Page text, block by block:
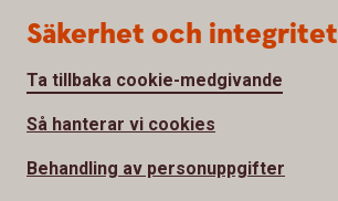
Säkerhet och integritet
Ta tillbaka cookie-medgivande
Så hanterar vi cookies
Behandling av personuppgifter